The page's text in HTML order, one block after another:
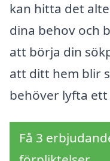
kan hitta det
dina behov och
att börja din
att ditt hem blir
behöver lyfta
Få 3